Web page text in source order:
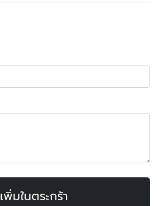
เพิ่มในตระกร้า